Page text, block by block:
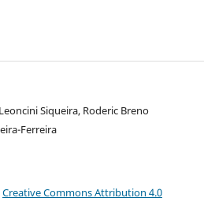
Siqueira, Roderic Breno
Ferreira
Creative Commons Attribution 4.0